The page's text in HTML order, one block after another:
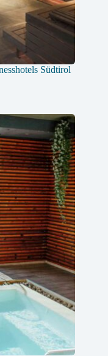
Südtirol